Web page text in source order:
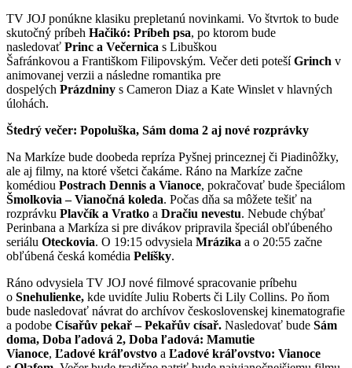
TV JOJ ponúkne klasiku prepletanú novinkami. Vo štvrtok to bude
skutočný príbeh Hačikó: Príbeh psa, po ktorom bude
nasledovať Princ a Večernica s Libuškou
Šafránkovou a Františkom Filipovským. Večer deti potešíGrinch v
animovanej verzii a následne romantika pre
dospelých Prázdniny s Cameron Diaz a Kate Winslet v hlavných
úlohách.
Štedrý večer: Popoluška, Sám doma 2 aj nové rozprávky
Na Markíze bude doobeda repríza Pyšnej princeznej či Piadinôžky,
ale aj filmy, na ktoré všetci čakáme. Ráno na Markíze začne
komédiou Postrach Dennis a Vianoce, pokračovať bude špeciálom
Šmolkovia – Vianočná koleda. Počas dňa sa môžete tešiť na
rozprávku Plavčík a Vratko a Dračiu nevestu. Nebude chýbať
Perinbana a Markíza si pre divákov pripravila špeciál obľúbeného
seriálu Oteckovia. O 19:15 odvysiela Mrázika a o 20:55 začne
obľúbená česká komédia Pelíšky.
Ráno odvysiela TV JOJ nové filmové spracovanie príbehu
o Snehulienke, kde uvidíte Juliu Roberts či Lily Collins. Po ňom
bude nasledovať návrat do archívov československej kinematografie
a podobe Císařův pekař – Pekařův císař. Nasledovať bude Sám
doma, Doba ľadová 2, Doba ľadová: Mamutie
Vianoce, Ľadové kráľovstvo a Ľadové kráľovstvo: Vianoce